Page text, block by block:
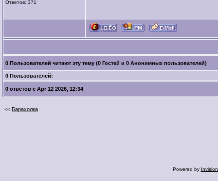
Ответов: 371
0 Пользователей читают эту тему (0 Гостей и 0 Анонимных пользователей)
0 Пользователей:
0 ответов с Apr 12 2026, 12:34
<< Барахолка
Powered by